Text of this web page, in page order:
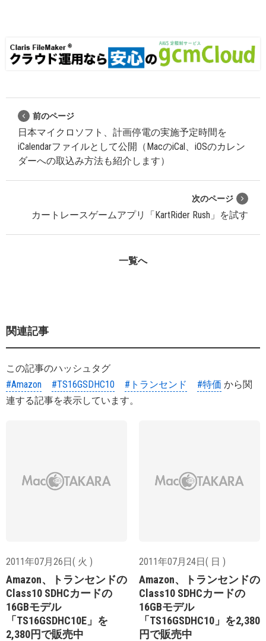
前のページ
日本マイクロソフト、計画停電の実施予定時間を
iCalendarファイルとして公開（MacのiCal、iOSのカレン
ダーへの取込み方法も紹介します）
次のページ
カートレースゲームアプリ「KartRider Rush」を試す
一覧へ
関連記事
この記事のハッシュタグ
#Amazon
#TS16GSDHC10 #トランセンド #特価 から関
連する記事を表示しています。
2011年07月26日( 火 )
Amazon、トランセンドの
Class10 SDHCカードの
16GBモデル
「TS16GSDHC10E」を
2,380円で販売中
2011年07月24日( 日 )
Amazon、トランセンドの
Class10 SDHCカードの
16GBモデル
「TS16GSDHC10」を2,380
円で販売中